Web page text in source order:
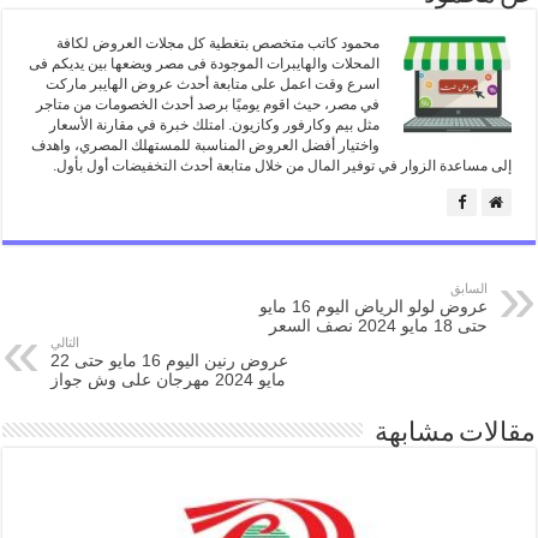
محمود كاتب متخصص بتغطية كل مجلات العروض لكافة
المحلات والهايبرات الموجودة فى مصر ويضعها بين يديكم فى
اسرع وقت اعمل على متابعة أحدث عروض الهايبر ماركت
في مصر، حيث اقوم يوميًا برصد أحدث الخصومات من متاجر
مثل بيم وكارفور وكازيون. امتلك خبرة في مقارنة الأسعار
واختيار أفضل العروض المناسبة للمستهلك المصري، واهدف
إلى مساعدة الزوار في توفير المال من خلال متابعة أحدث التخفيضات أول بأول.
السابق
عروض لولو الرياض اليوم 16 مايو
حتى 18 مايو 2024 نصف السعر
التالي
عروض رنين اليوم 16 مايو حتى 22
مايو 2024 مهرجان على وش جواز
مقالات مشابهة